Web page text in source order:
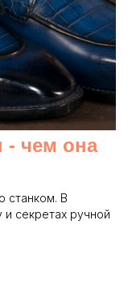
- чем она
станком. В
секретах ручной